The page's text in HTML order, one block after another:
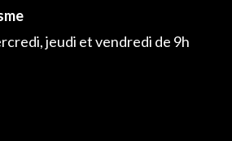
jeudi et vendredi de 9h